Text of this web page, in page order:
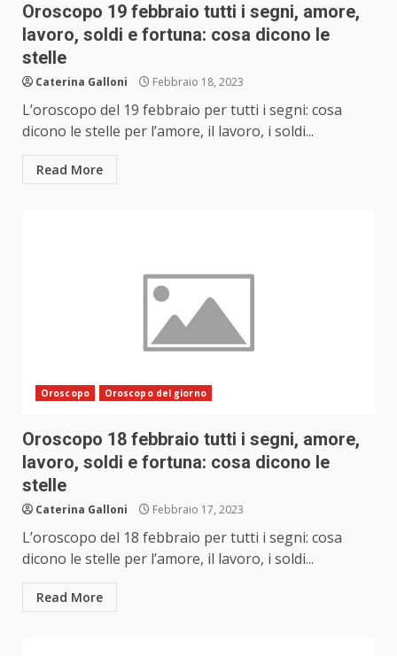
Oroscopo 19 febbraio tutti i segni, amore,
lavoro, soldi e fortuna: cosa dicono le
stelle
Caterina Galloni Febbraio 18, 2023
L’oroscopo del 19 febbraio per tutti i segni: cosa
dicono le stelle per l’amore, il lavoro, i soldi...
Read More
Oroscopo Oroscopo del giorno
Oroscopo 18 febbraio tutti i segni, amore,
lavoro, soldi e fortuna: cosa dicono le
stelle
Caterina Galloni Febbraio 17, 2023
L’oroscopo del 18 febbraio per tutti i segni: cosa
dicono le stelle per l’amore, il lavoro, i soldi...
Read More